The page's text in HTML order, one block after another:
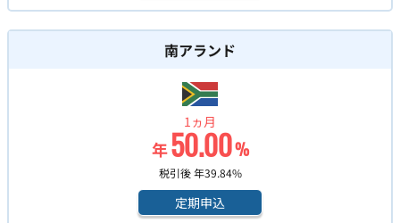
南アランド
1ヵ月
年50.00%
税引後 年39.84%
定期申込